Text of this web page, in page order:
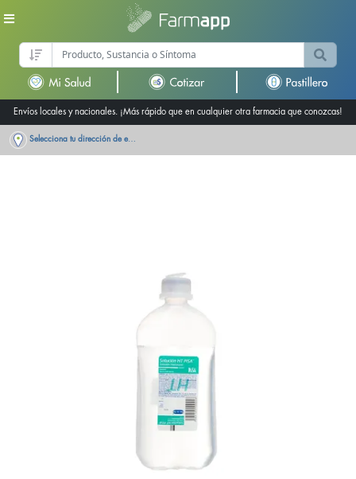
Envíos locales y nacionales. ¡Más rápido que en cualquier otra farmacia que conozcas!
Selecciona tu dirección de entrega